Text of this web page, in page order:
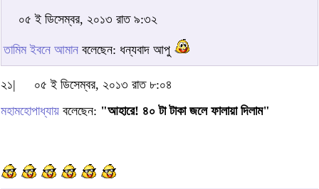
০৫ ই ডিসেম্বর, ২০১৩ রাত ৯:৩২
তামিম ইবনে আমান বলেছেন: ধন্যবাদ আপু
২১|
০৫ ই ডিসেম্বর, ২০১৩ রাত ৮:০৪
মহামহোপাধ্যায় বলেছেন: "আহারে! ৪০ টা টাকা জলে ফালায়া দিলাম"